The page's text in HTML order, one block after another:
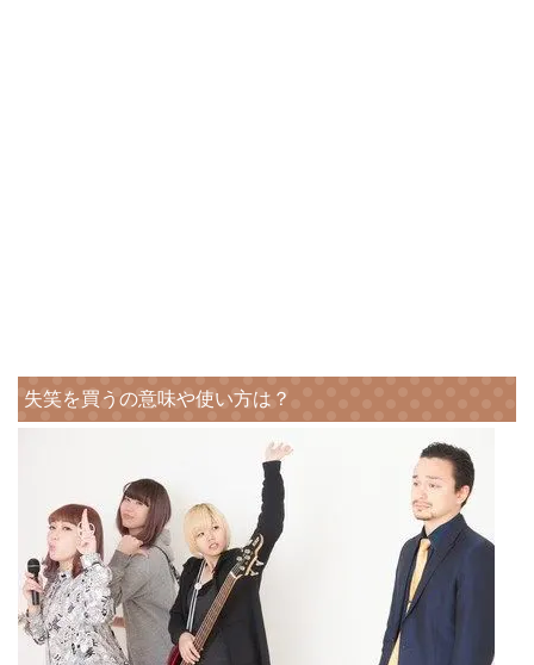
失笑を買うの意味や使い方は？